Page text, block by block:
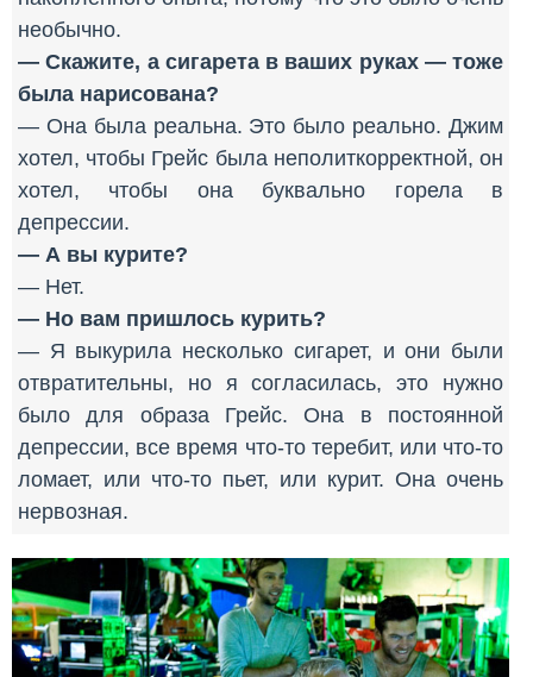
необычно.
— Скажите, а сигарета в ваших руках — тоже
была нарисована?
— Она была реальна. Это было реально. Джим
хотел, чтобы Грейс была неполиткорректной, он
хотел, чтобы она буквально горела в
депрессии.
— А вы курите?
— Нет.
— Но вам пришлось курить?
— Я выкурила несколько сигарет, и они были
отвратительны, но я согласилась, это нужно
было для образа Грейс. Она в постоянной
депрессии, все время что-то теребит, или что-то
ломает, или что-то пьет, или курит. Она очень
нервозная.